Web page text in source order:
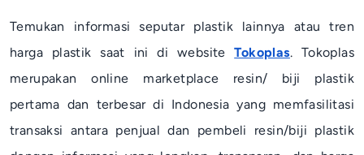
Temukan informasi seputar plastik lainnya atau tren
harga plastik saat ini di websiteTokoplas. Tokoplas
merupakanonline marketplace resin/ biji plastik
pertama dan terbesar di Indonesia yang memfasilitasi
transaksi antara penjual dan pembeli resin/biji plastik